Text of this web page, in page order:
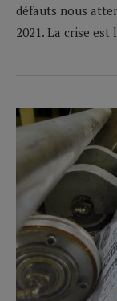
défauts nous
2021. La crise